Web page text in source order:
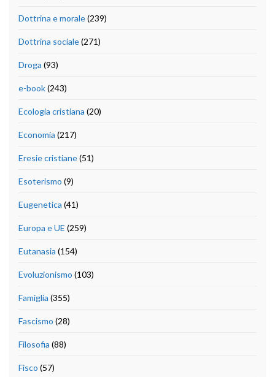
Dottrina e morale(239)
Dottrina sociale(271)
Droga (93)
e-book(243)
Ecologia cristiana (20)
Economia (217)
Eresie cristiane(51)
Esoterismo (9)
Eugenetica (41)
Europa e UE (259)
Eutanasia (154)
Evoluzionismo (103)
Famiglia (355)
Fascismo (28)
Filosofia (88)
Fisco (57)